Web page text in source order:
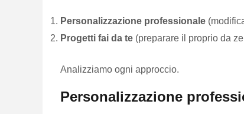
Personalizzazione professionale
Progetti fai da te (preparare il proprio da
Analizziamo ogni approccio.
Personalizzazione